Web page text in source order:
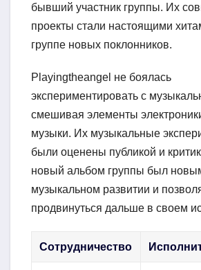
бывший участник группы. Их
проекты стали настоящими
группе новых поклонников.
Playingtheangel не боялась
экспериментировать с
смешивая элементы
музыки. Их музыкальные
были оценены публикой и
новый альбом группы был
музыкальном развитии и
продвинуться дальше в своем
Сотрудничество